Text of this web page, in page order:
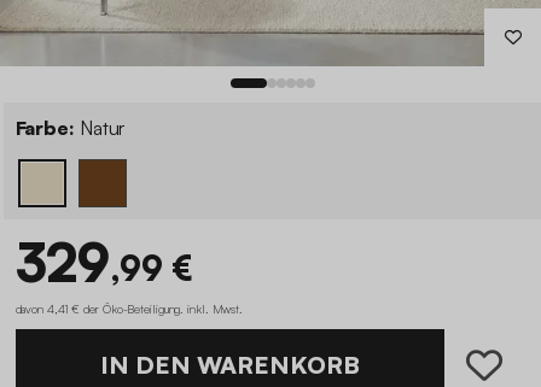
Farbe: Natur
329,99 €
davon 4,41 € der Öko-Beteiligung inkl. Mwst.
IN DEN WARENKORB